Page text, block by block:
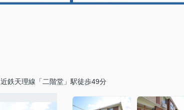
近鉄天理線「二階堂」駅徒歩49分